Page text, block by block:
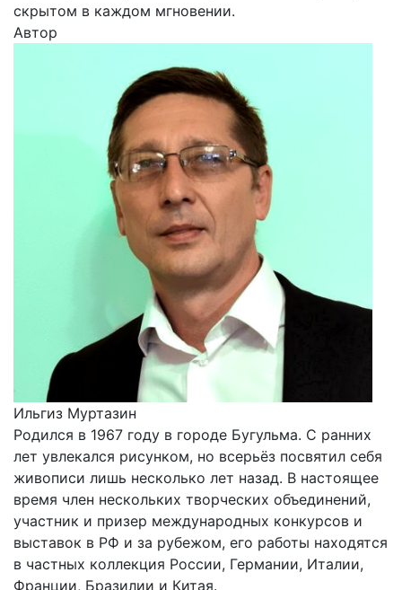
скрытом в каждом мгновении.
Автор
Ильгиз Муртазин
Родился в 1967 году в городе Бугульма. С ранних
лет увлекался рисунком, но всерьёз посвятил себя
живописи лишь несколько лет назад. В настоящее
время член нескольких творческих объединений,
участник и призер международных конкурсов и
выставок в РФ и за рубежом, его работы находятся
в частных коллекция России, Германии, Италии,
Франции, Бразилии и Китая.